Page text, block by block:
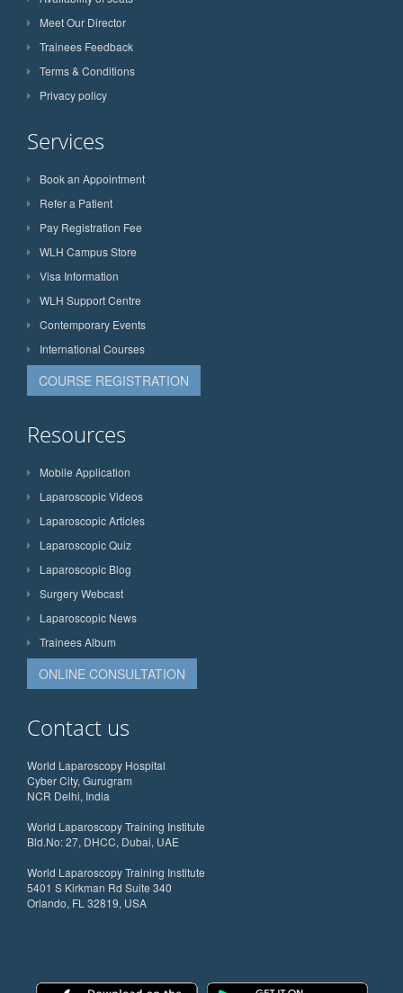
Meet Our Director
Trainees Feedback
Terms & Conditions
Privacy policy
Services
Book an Appointment
Refer a Patient
Pay Registration Fee
WLH Campus Store
Visa Information
WLH Support Centre
Contemporary Events
International Courses
COURSE REGISTRATION
Resources
Mobile Application
Laparoscopic Videos
Laparoscopic Articles
Laparoscopic Quiz
Laparoscopic Blog
Surgery Webcast
Laparoscopic News
Trainees Album
ONLINE CONSULTATION
Contact us
World Laparoscopy Hospital
Cyber City, Gurugram
NCR Delhi, India
World Laparoscopy Training Institute
Bld.No: 27, DHCC, Dubai, UAE
World Laparoscopy Training Institute
5401 S Kirkman Rd Suite 340
Orlando, FL 32819, USA